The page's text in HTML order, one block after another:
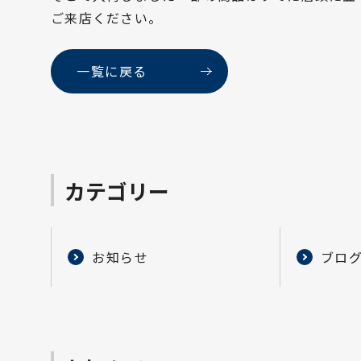
ご来店ください。
一覧に戻る
カテゴリー
お知らせ ブロ